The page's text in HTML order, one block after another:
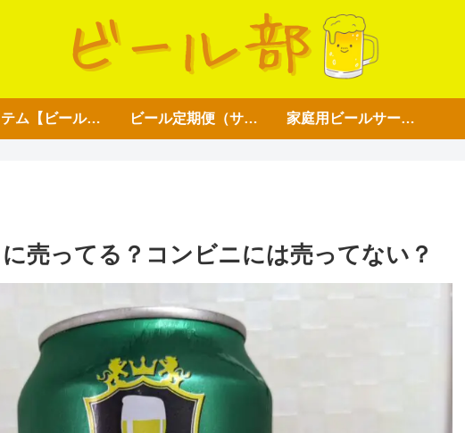
アイテム【ビール好き用】 ビール定期便（サブスク） 家庭用ビールサーバー
売ってる？コンビニには売ってない？